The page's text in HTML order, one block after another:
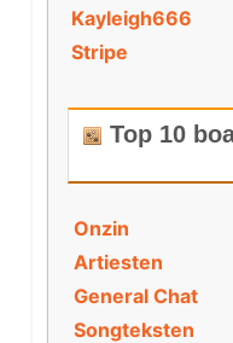
Kayleigh666
Stripe
Top 10
Onzin
Artiesten
General Chat
Songteksten